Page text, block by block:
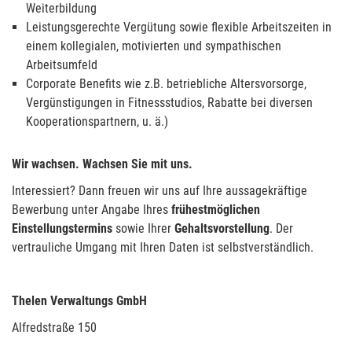
Weiterbildung
Leistungsgerechte Vergütung sowie flexible Arbeitszeiten in
einem kollegialen, motivierten und sympathischen
Arbeitsumfeld
Corporate Benefits wie z.B. betriebliche Altersvorsorge,
Vergünstigungen in Fitnessstudios, Rabatte bei diversen
Kooperationspartnern, u. ä.)
Wir wachsen. Wachsen Sie mit uns.
Interessiert? Dann freuen wir uns auf Ihre aussagekräftige
Bewerbung unter Angabe Ihres frühestmöglichen
Einstellungstermins sowie Ihrer Gehaltsvorstellung. Der
vertrauliche Umgang mit Ihren Daten ist selbstverständlich.
Thelen Verwaltungs GmbH
Alfredstraße 150